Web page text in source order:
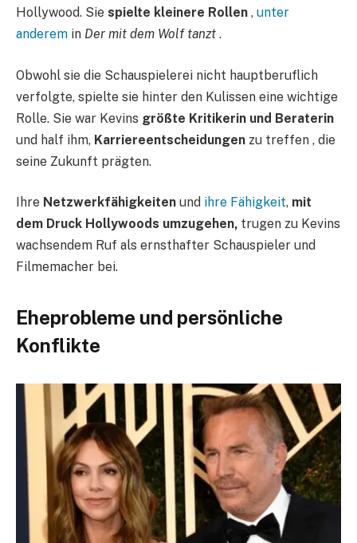
Hollywood. Sie spielte kleinere Rollen , unter
anderem in Der mit dem Wolf tanzt .
Obwohl sie die Schauspielerei nicht hauptberuflich
verfolgte, spielte sie hinter den Kulissen eine wichtige
Rolle. Sie war Kevins größte Kritikerin und Beraterin
und half ihm, Karriereentscheidungen zu treffen , die
seine Zukunft prägten.
Ihre Netzwerkfähigkeiten und ihre Fähigkeit, mit
dem Druck Hollywoods umzugehen, trugen zu Kevins
wachsendem Ruf als ernsthafter Schauspieler und
Filmemacher bei.
Eheprobleme und persönliche
Konflikte